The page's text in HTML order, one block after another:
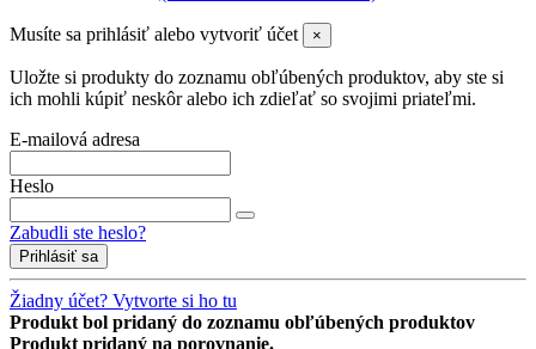
Musíte sa prihlásiť alebo vytvoriť účet ×
Uložte si produkty do zoznamu obľúbených produktov, aby ste si
ich mohli kúpiť neskôr alebo ich zdieľať so svojimi priateľmi.
E-mailová adresa
Heslo
Zabudli ste heslo?
Prihlásiť sa
Žiadny účet? Vytvorte si ho tu
Produkt bol pridaný do zoznamu obľúbených produktov
Produkt pridaný na porovnanie.